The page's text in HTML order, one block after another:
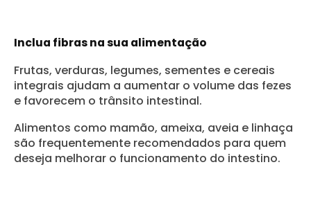
Inclua fibras na sua alimentação
Frutas, verduras, legumes, sementes e cereais
integrais ajudam a aumentar o volume das fezes
e favorecem o trânsito intestinal.
Alimentos como mamão, ameixa, aveia e linhaça
são frequentemente recomendados para quem
deseja melhorar o funcionamento do intestino.